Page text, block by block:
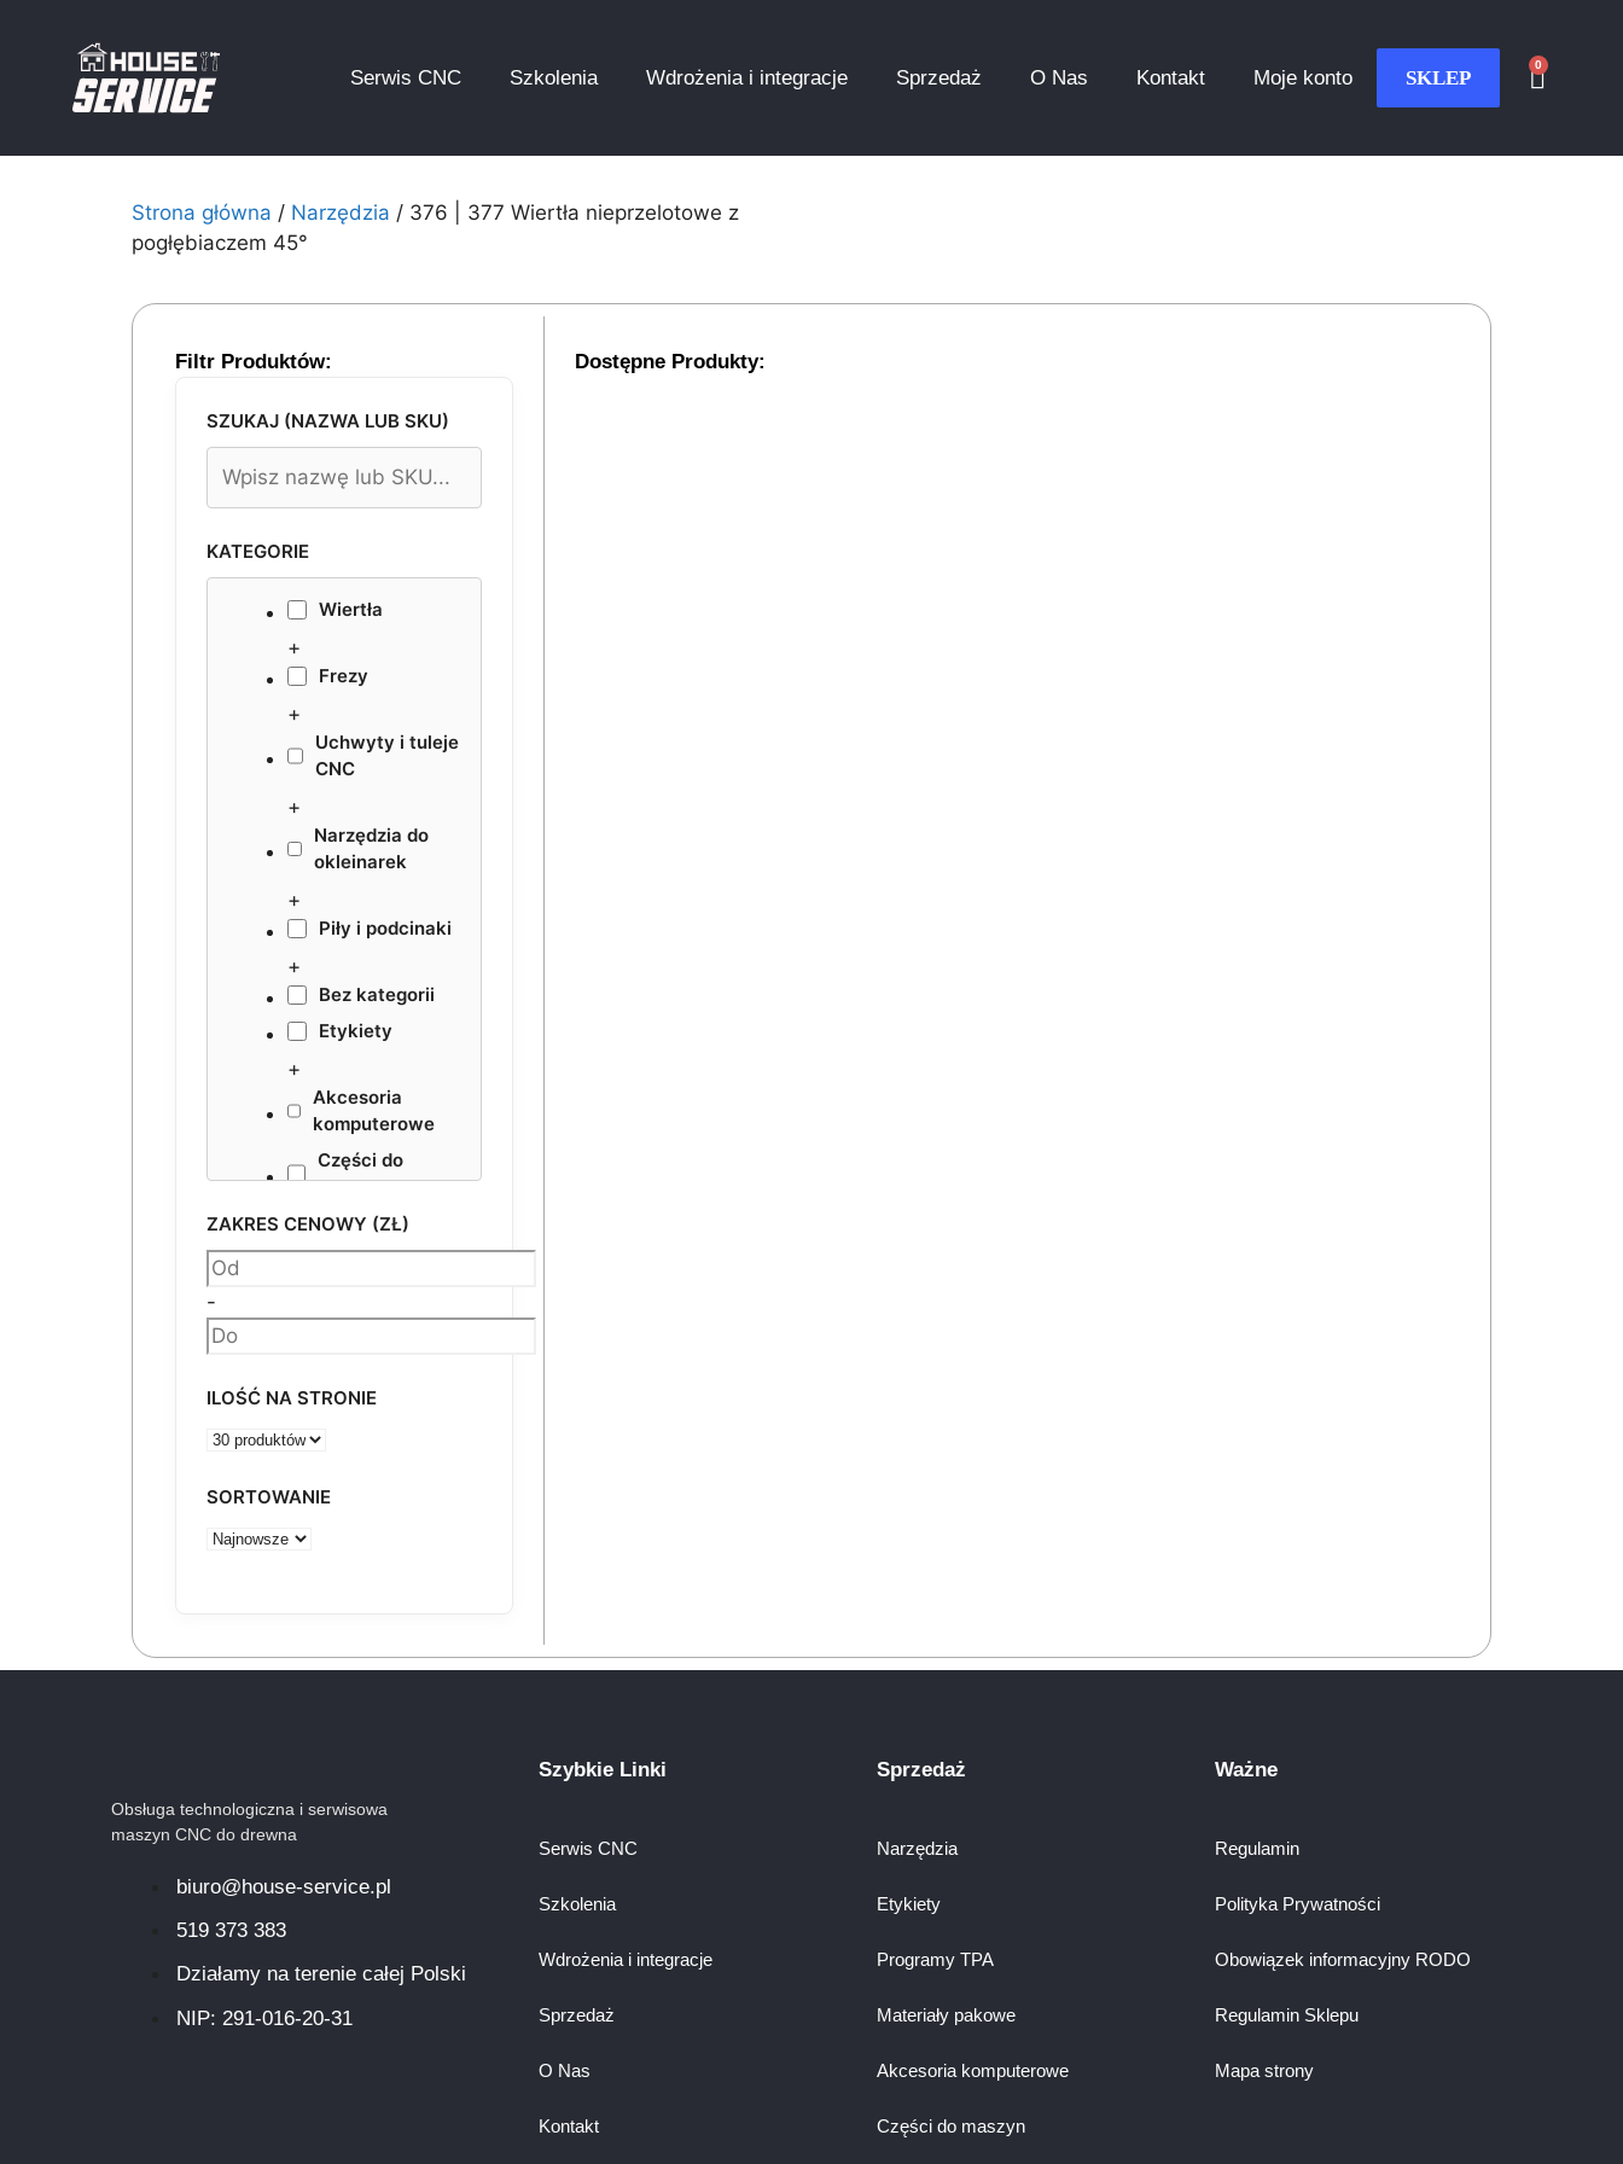
Serwis CNC Szkolenia Wdrożenia i integracje Sprzedaż O Nas Kontakt Moje konto SKLEP
0
Strona główna / Narzędzia / 376 | 377 Wiertła nieprzelotowe z
pogłębiaczem 45°
Filtr Produktów:
SZUKAJ (NAZWA LUB SKU)
KATEGORIE
Wiertła
+
Frezy
+
Uchwyty i tuleje
CNC
+
Narzędzia do
okleinarek
+
Piły i podcinaki
+
Bez kategorii
Etykiety
+
Akcesoria
komputerowe
Części do
maszyn
+
Materiały
Smary
Akcesoria
ZAKRES CENOWY (ZŁ)
-
ILOŚĆ NA STRONIE
SORTOWANIE
Dostępne Produkty:
Obsługa technologiczna i serwisowa
maszyn CNC do drewna
biuro@house-service.pl
519 373 383
Działamy na terenie całej Polski
NIP: 291-016-20-31​
Szybkie Linki
Serwis CNC
Szkolenia
Wdrożenia i integracje
Sprzedaż
O Nas
Kontakt
Sprzedaż
Narzędzia
Etykiety
Programy TPA
Materiały pakowe
Akcesoria komputerowe
Części do maszyn
Ważne
Regulamin
Polityka Prywatności
Obowiązek informacyjny RODO
Regulamin Sklepu
Mapa strony